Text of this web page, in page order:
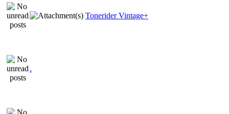
Tonerider Vintage+
.